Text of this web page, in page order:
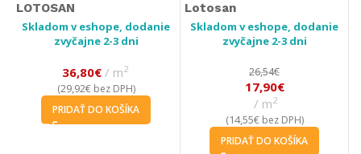
LOTOSAN
Skladom v eshope, dodanie
zvyčajne 2-3 dni
36,80€ m2
(29,92€bez DPH)
PRIDAŤ DO KOŠÍKA
Lotosan
Skladom v eshope, dodanie
zvyčajne 2-3 dni
26,54€
17,90€
m2
(14,55€bez DPH)
PRIDAŤ DO KOŠÍKA